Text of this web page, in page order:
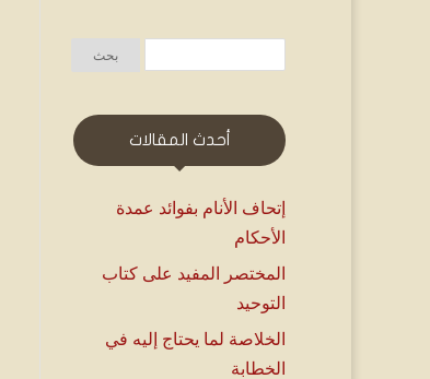
أحدث المقالات
إتحاف الأنام بفوائد عمدة
الأحكام
المختصر المفيد على كتاب
التوحيد
الخلاصة لما يحتاج إليه في
الخطابة